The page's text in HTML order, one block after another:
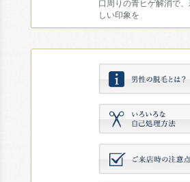
口周りの青ヒゲ解消で、
しい印象を